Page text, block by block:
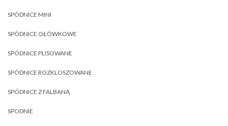
SPÓDNICE MINI
SPÓDNICE OŁÓWKOWE
SPÓDNICE PLISOWANE
SPÓDNICE ROZKLOSZOWANE
SPÓDNICE Z FALBANĄ
SPODNIE